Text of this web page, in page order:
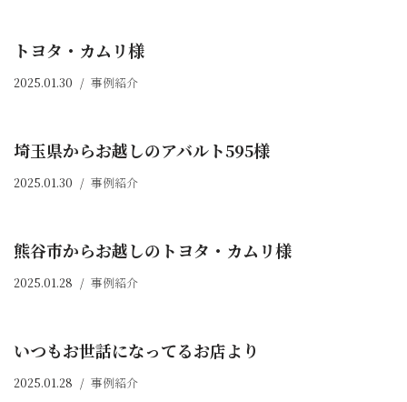
トヨタ・カムリ様
2025.01.30 事例紹介
埼玉県からお越しのアバルト595様
2025.01.30 事例紹介
熊谷市からお越しのトヨタ・カムリ様
2025.01.28 事例紹介
いつもお世話になってるお店より
2025.01.28 事例紹介